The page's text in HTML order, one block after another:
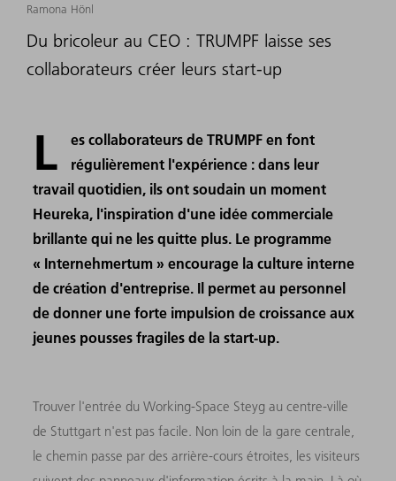
Ramona Hönl
Du bricoleur au CEO : TRUMPF laisse ses
collaborateurs créer leurs start-up
L
es collaborateurs de TRUMPF en font
régulièrement l'expérience : dans leur
travail quotidien, ils ont soudain un moment
Heureka, l'inspiration d'une idée commerciale
brillante qui ne les quitte plus. Le programme
« Internehmertum » encourage la culture interne
de création d'entreprise. Il permet au personnel
de donner une forte impulsion de croissance aux
jeunes pousses fragiles de la start-up.
Trouver l'entrée du Working-Space Steyg au centre-ville
de Stuttgart n'est pas facile. Non loin de la gare centrale,
le chemin passe par des arrière-cours étroites, les visiteurs